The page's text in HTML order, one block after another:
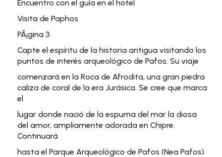
Encuentro con el guía en el hotel
Visita de Paphos
PÃ¡gina 3
Capte el espíritu de la historia antigua visitando los
puntos de interés arqueológico de Pafos. Su viaje
comenzará en la Roca de Afrodita, una gran piedra
caliza de coral de la era Jurásica. Se cree que marca
el
lugar donde nació de la espuma del mar la diosa
del amor, ampliamente adorada en Chipre.
Continuará
hasta el Parque Arqueológico de Pafos (Nea Pafos)